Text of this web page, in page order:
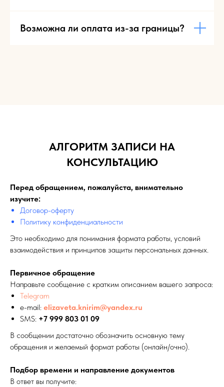
Возможна ли оплата из-за границы?
АЛГОРИТМ ЗАПИСИ НА
КОНСУЛЬТАЦИЮ
Перед обращением, пожалуйста, внимательно
изучите:
Договор-оферту
Политику конфиденциальности
Это необходимо для понимания формата работы, условий
взаимодействия и принципов защиты персональных данных.
Первичное обращение
Направьте сообщение с кратким описанием вашего запроса:
Telegram
e-mail: elizaveta.knirim@yandex.ru
SMS: +7 999 803 01 09
В сообщении достаточно обозначить основную тему
обращения и желаемый формат работы (онлайн/очно).
Подбор времени и направление документов
В ответ вы получите: